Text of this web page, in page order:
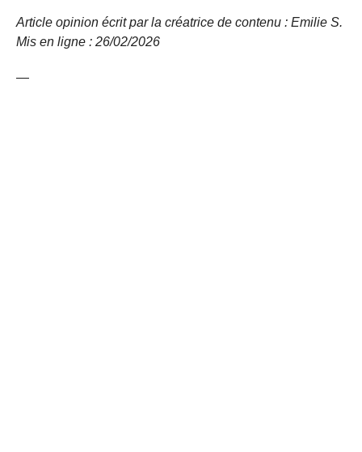
Article opinion écrit par la créatrice de contenu : Emilie S.
Mis en ligne : 26/02/2026
—